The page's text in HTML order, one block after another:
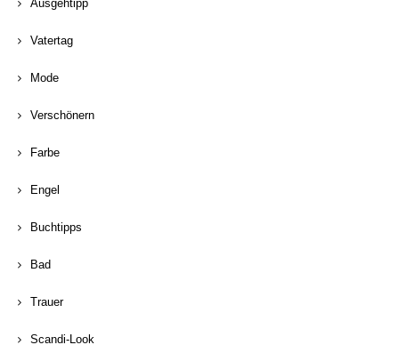
Ausgehtipp
Vatertag
Mode
Verschönern
Farbe
Engel
Buchtipps
Bad
Trauer
Scandi-Look